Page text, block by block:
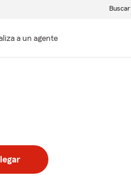
a un agente
Buscar